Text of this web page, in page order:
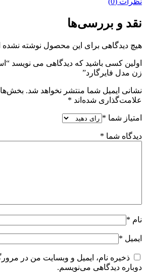
نقد و بررسی‌ها
هیچ دیدگاهی برای این محصول نوشته
زن مدل فایرگارد”
نشانی ایمیل شما منتشر نخواهد شد.
علامت‌گذاری شده‌اند *
امتیاز شما *
دیدگاه شما *
نام *
ایمیل *
ذخیره نام، ایمیل و وبسایت من در
دوباره دیدگاهی می‌نویسم.